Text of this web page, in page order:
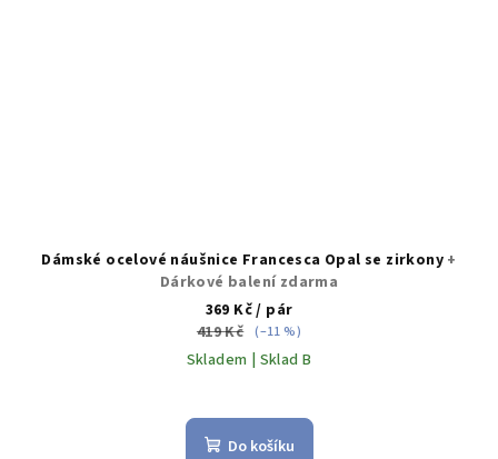
Dámské ocelové náušnice Francesca Opal se zirkony +
Dárkové balení zdarma
369 Kč/ pár
419 Kč (–11 %)
Skladem | Sklad B
Do košíku